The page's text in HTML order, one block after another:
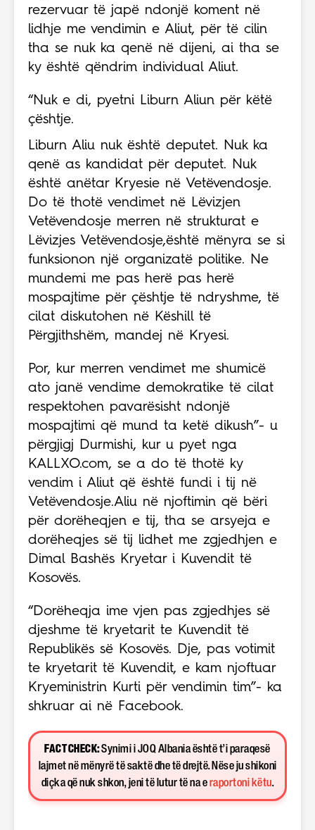
rezervuar të japë ndonjë koment në
lidhje me vendimin e Aliut, për të cilin
tha se nuk ka qenë në dijeni, ai tha se
ky është qëndrim individual Aliut.
“Nuk e di, pyetni Liburn Aliun për këtë
çështje.
Liburn Aliu nuk është deputet. Nuk ka
qenë as kandidat për deputet. Nuk
është anëtar Kryesie në Vetëvendosje.
Do të thotë vendimet në Lëvizjen
Vetëvendosje merren në strukturat e
Lëvizjes Vetëvendosje,është mënyra se si
funksionon një organizatë politike. Ne
mundemi me pas herë pas herë
mospajtime për çështje të ndryshme, të
cilat diskutohen në Këshill të
Përgjithshëm, mandej në Kryesi.
Por, kur merren vendimet me shumicë
ato janë vendime demokratike të cilat
respektohen pavarësisht ndonjë
mospajtimi që mund ta ketë dikush”- u
përgjigj Durmishi, kur u pyet nga
KALLXO.com, se a do të thotë ky
vendim i Aliut që është fundi i tij në
Vetëvendosje.Aliu në njoftimin që bëri
për dorëheqjen e tij, tha se arsyeja e
dorëheqjes së tij lidhet me zgjedhjen e
Dimal Bashës Kryetar i Kuvendit të
Kosovës.
“Dorëheqja ime vjen pas zgjedhjes së
djeshme të kryetarit te Kuvendit të
Republikës së Kosovës. Dje, pas votimit
te kryetarit të Kuvendit, e kam njoftuar
Kryeministrin Kurti për vendimin tim”- ka
shkruar ai në Facebook.
FACT CHECK:Synimi i JOQ Albania është t’i paraqesë
lajmet në mënyrë të saktë dhe të drejtë. Nëse ju shikoni
diçka që nuk shkon, jeni të lutur të na e raportoni këtu.